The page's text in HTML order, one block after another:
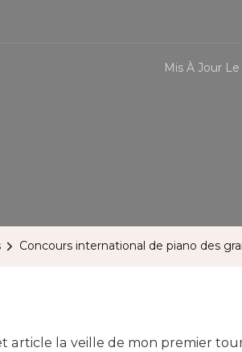
Mis À Jour Le
Concours international de piano des
article la veille de mon premier